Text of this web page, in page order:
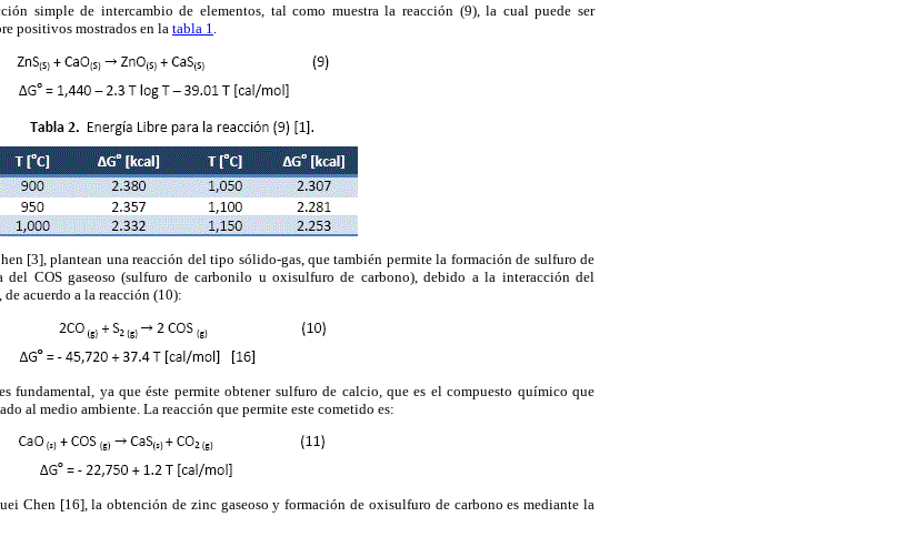
simple de intercambio de elementos, tal como muestra la reacción (9), la cual puede ser
positivos mostrados en la tabla 1
[3], plantean una reacción del tipo sólido-gas, que también permite la formación de sulfuro de
del COS gaseoso (sulfuro de carbonilo u oxisulfuro de carbono), debido a la interacción del
acuerdo a la reacción (10):
fundamental, ya que éste permite obtener sulfuro de calcio, que es el compuesto químico que
al medio ambiente. La reacción que permite este cometido es:
Chen [16], la obtención de zinc gaseoso y formación de oxisulfuro de carbono es mediante la